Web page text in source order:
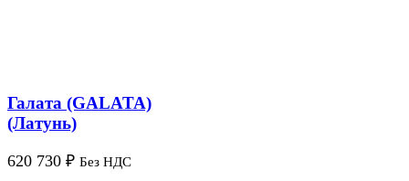
Галата (GALATA)
(Латунь)
620 730 ₽ Без НДС